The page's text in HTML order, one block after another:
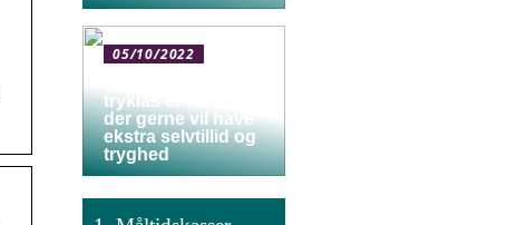
05/10/2022
tryklås er for dig,
der gerne vil have
ekstra selvtillid og
tryghed